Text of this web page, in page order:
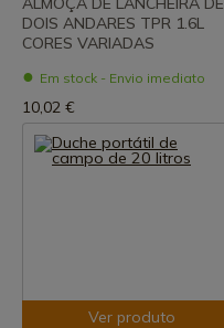
DOIS ANDARES TPR 1.6L
CORES VARIADAS
Em stock - Envio imediato
10,02 €
Ver produto